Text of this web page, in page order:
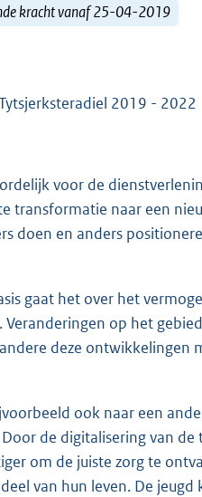
kracht vanaf 25-04-2019
2019 - 2022
voor de
transformatie naar een
doen en anders
gaat het over het
op het
deze ontwikkelingen
ook naar een
de digitalisering van
om de juiste zorg te
van hun leven. De